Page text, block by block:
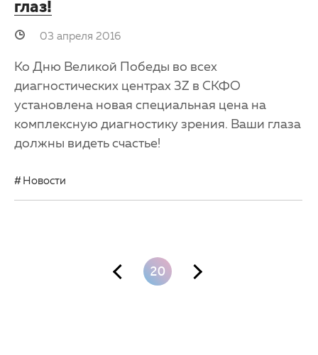
глаз!
03 апреля 2016
Ко Дню Великой Победы во всех
диагностических центрах 3Z в СКФО
установлена новая специальная цена на
комплексную диагностику зрения. Ваши глаза
должны видеть счастье!
Новости
20